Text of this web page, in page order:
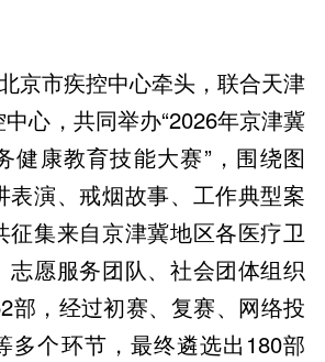
京市疾控中心牵头，联合天津
心，共同举办“2026年京津冀
健康教育技能大赛”，围绕图
表演、戒烟故事、工作典型案
征集来自京津冀地区各医疗卫
志愿服务团队、社会团体组织
部，经过初赛、复赛、网络投
多个环节，最终遴选出180部